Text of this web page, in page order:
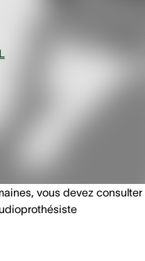
comme âgées. Se
vous devez consulter